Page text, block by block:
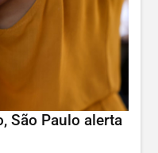
São Paulo alerta